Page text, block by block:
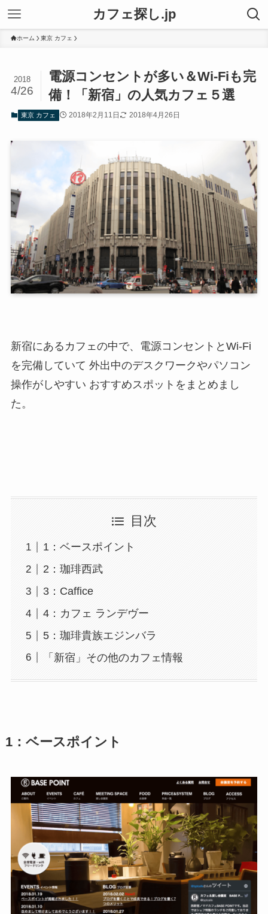
カフェ探し.jp
ホーム 東京 カフェ
電源コンセントが多い＆Wi-Fiも完
備！「新宿」の人気カフェ５選
2018
4/26
東京 カフェ 2018年2月11日 2018年4月26日
新宿にあるカフェの中で、電源コンセントとWi-Fi
を完備していて 外出中のデスクワークやパソコン
操作がしやすい おすすめスポットをまとめまし
た。
目次
1：ベースポイント
2：珈琲西武
3：Caffice
4：カフェ ランデヴー
5：珈琲貴族エジンバラ
「新宿」その他のカフェ情報
1：ベースポイント